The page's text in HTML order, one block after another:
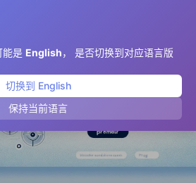
能是 English， 是否切换到对应语言版
切换到 English
保持当前语言